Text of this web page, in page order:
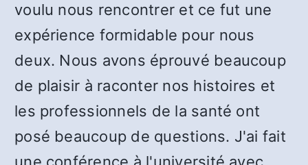
voulu nous rencontrer et ce fut une
expérience formidable pour nous
deux. Nous avons éprouvé beaucoup
de plaisir à raconter nos histoires et
les professionnels de la santé ont
posé beaucoup de questions. J'ai fait